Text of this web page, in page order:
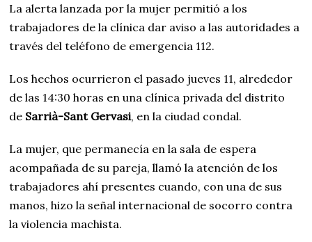
La alerta lanzada por la mujer permitió a los
trabajadores de la clínica dar aviso a las autoridades a
través del teléfono de emergencia 112.
Los hechos ocurrieron el pasado jueves 11, alrededor
de las 14:30 horas en una clínica privada del distrito
de Sarrià-Sant Gervasi, en la ciudad condal.
La mujer, que permanecía en la sala de espera
acompañada de su pareja, llamó la atención de los
trabajadores ahí presentes cuando, con una de sus
manos, hizo la señal internacional de socorro contra
la violencia machista.